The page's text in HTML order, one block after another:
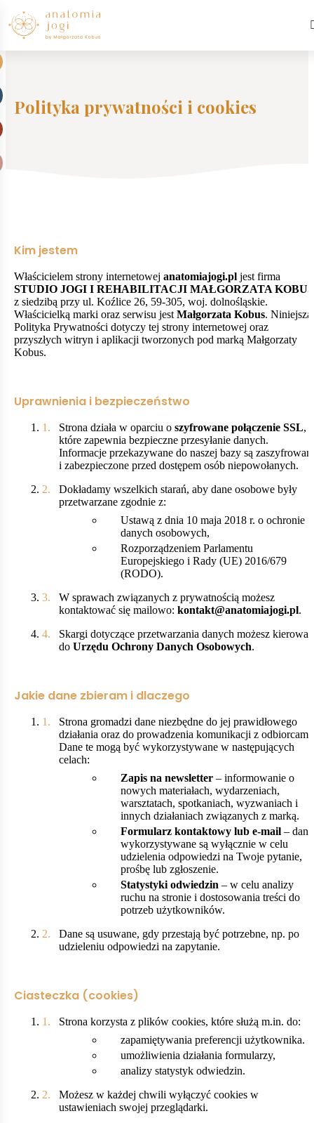
Polityka prywatności i cookies
Kim jestem
Właścicielem strony internetowej anatomiajogi.pl jest firma
STUDIO JOGI I REHABILITACJI MAŁGORZATA KOBUS
z siedzibą przy ul. Koźlice 26, 59-305, woj. dolnośląskie.
Właścicielką marki oraz serwisu jest Małgorzata Kobus. Niniejsza
Polityka Prywatności dotyczy tej strony internetowej oraz
przyszłych witryn i aplikacji tworzonych pod marką Małgorzaty
Kobus.
Uprawnienia i bezpieczeństwo
Strona działa w oparciu o szyfrowane połączenie SSL,
które zapewnia bezpieczne przesyłanie danych.
Informacje przekazywane do naszej bazy są
i zabezpieczone przed dostępem osób niepowołanych.
Dokładamy wszelkich starań, aby dane osobowe były
przetwarzane zgodnie z:
Ustawą z dnia 10 maja 2018 r. o ochronie
danych osobowych,
Rozporządzeniem Parlamentu
Europejskiego i Rady (UE) 2016/679
(RODO).
W sprawach związanych z prywatnością możesz
kontaktować się mailowo: kontakt@anatomiajogi.pl.
Skargi dotyczące przetwarzania danych możesz kierować
do Urzędu Ochrony Danych Osobowych.
Jakie dane zbieram i dlaczego
Strona gromadzi dane niezbędne do jej prawidłowego
działania oraz do prowadzenia komunikacji z odbiorcami.
Dane te mogą być wykorzystywane w następujących
celach:
Zapis na newsletter – informowanie o
nowych materiałach, wydarzeniach,
warsztatach, spotkaniach, wyzwaniach i
innych działaniach związanych z marką.
Formularz kontaktowy lub e-mail – dane
wykorzystywane są wyłącznie w celu
udzielenia odpowiedzi na Twoje pytanie,
prośbę lub zgłoszenie.
Statystyki odwiedzin – w celu analizy
ruchu na stronie i dostosowania treści do
potrzeb użytkowników.
Dane są usuwane, gdy przestają być potrzebne, np. po
udzieleniu odpowiedzi na zapytanie.
Ciasteczka (cookies)
Strona korzysta z plików cookies, które służą m.in. do:
zapamiętywania preferencji użytkownika.
umożliwienia działania formularzy,
analizy statystyk odwiedzin.
Możesz w każdej chwili wyłączyć cookies w
ustawieniach swojej przeglądarki.